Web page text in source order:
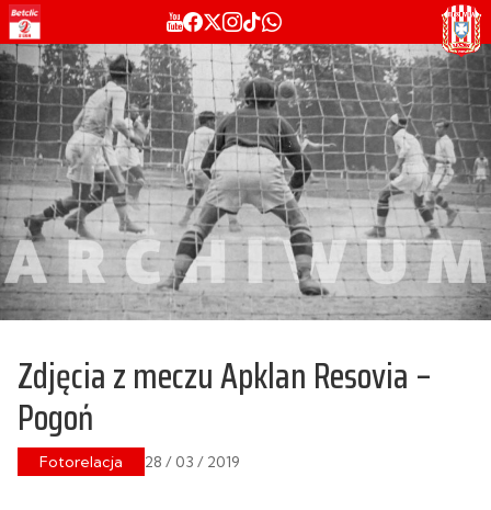
Zdjęcia z meczu Apklan Resovia –
Pogoń
Fotorelacja 28 / 03 / 2019